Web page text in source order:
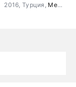
Мелодрама
2016, Турция, Мелодрама